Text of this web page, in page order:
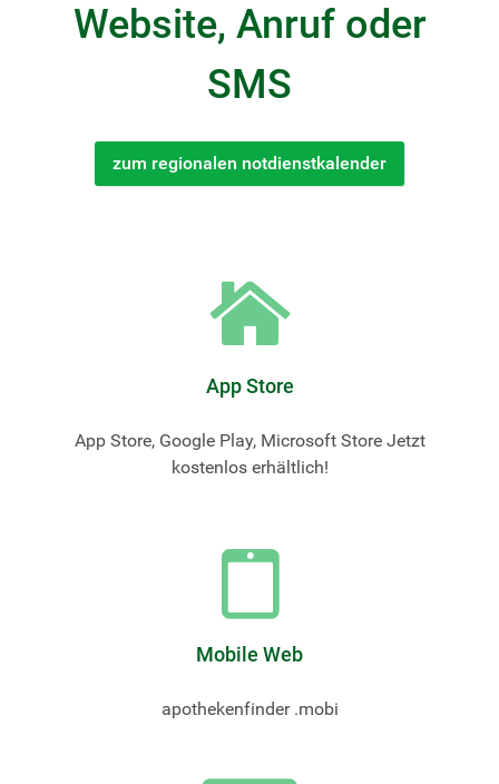
Website, Anruf oder
SMS
zum regionalen notdienstkalender
App Store
App Store, Google Play, Microsoft Store Jetzt
kostenlos erhältlich!
Mobile Web
apothekenfinder .mobi